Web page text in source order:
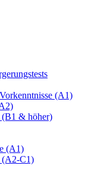
(A1)
(B1 & höher)
(A1)
(A2-C1)